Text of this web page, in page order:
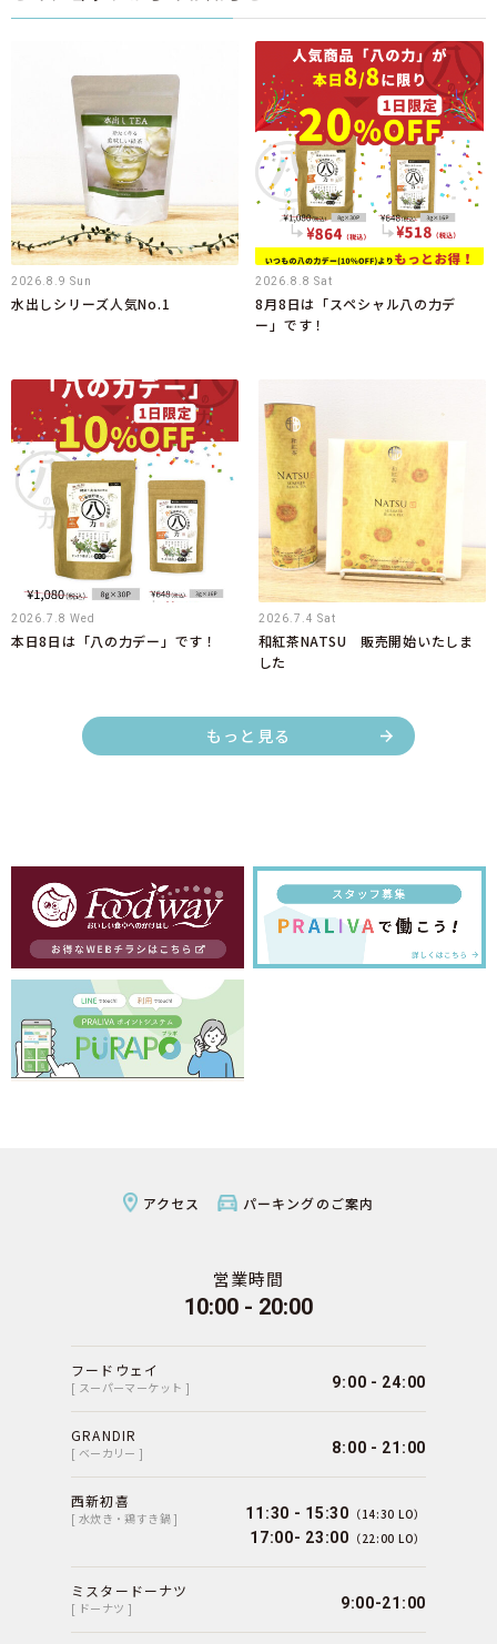
2026.8.9 Sun
水出しシリーズ人気No.1
2026.8.8 Sat
8月8日は「スペシャル八の力デ
ー」です！
2026.7.8 Wed
本日8日は「八の力デー」です！
2026.7.4 Sat
和紅茶NATSU 販売開始いたしま
した
もっと見る
アクセス パーキングのご案内
営業時間
10:00 - 20:00
フードウェイ
[ スーパーマーケット ] 9:00 - 24:00
GRANDIR
[ ベーカリー ] 8:00 - 21:00
西新初喜
[ 水炊き・鶏すき鍋 ] 11:30 - 15:30 （14:30 LO）
17:00- 23:00 （22:00 LO）
ミスタードーナツ
[ ドーナツ ] 9:00-21:00